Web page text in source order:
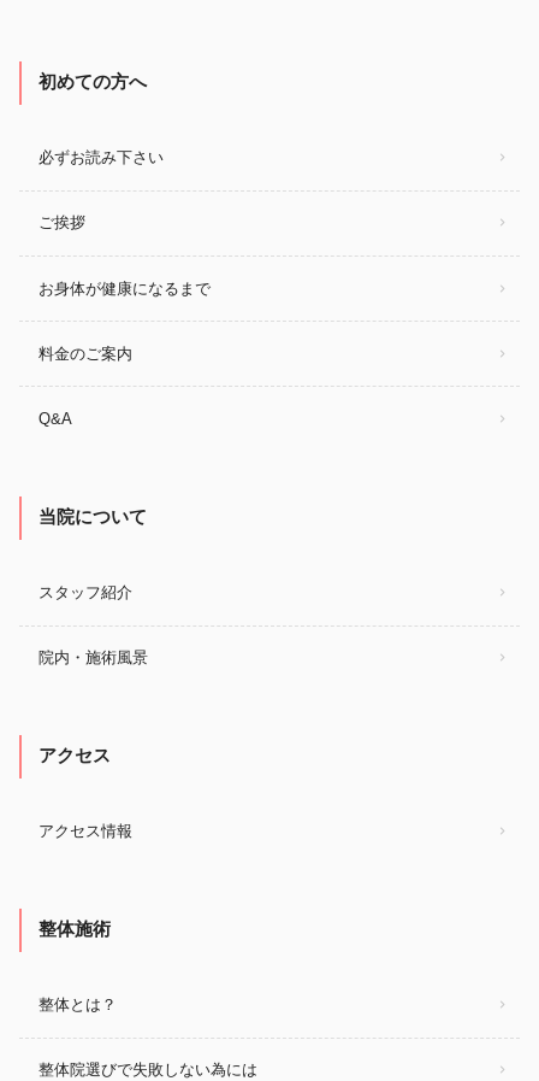
初めての方へ
必ずお読み下さい
ご挨拶
お身体が健康になるまで
料金のご案内
Q&A
当院について
スタッフ紹介
院内・施術風景
アクセス
アクセス情報
整体施術
整体とは？
整体院選びで失敗しない為には